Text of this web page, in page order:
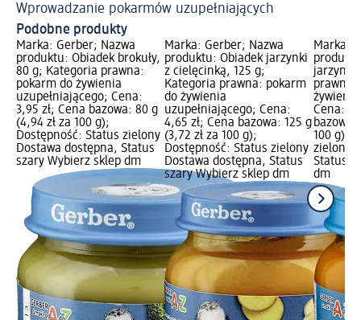
Wprowadzanie pokarmów uzupełniających
Podobne produkty
Marka: Gerber; Nazwa
produktu: Obiadek brokuły,
80 g; Kategoria prawna:
pokarm do żywienia
uzupełniającego; Cena:
3,95 zł; Cena bazowa: 80 g
(4,94 zł za 100 g);
Dostępność: Status zielony
Dostawa dostępna, Status
szary Wybierz sklep dm
Marka: Gerber; Nazwa
produktu: Obiadek jarzynki
z cielęcinką, 125 g;
Kategoria prawna: pokarm
do żywienia
uzupełniającego; Cena:
4,65 zł; Cena bazowa: 125 g
(3,72 zł za 100 g);
Dostępność: Status zielony
Dostawa dostępna, Status
szary Wybierz sklep dm
Marka:
prawna:
Cena:
bazowa:
100 g);
zielony
Status
dm